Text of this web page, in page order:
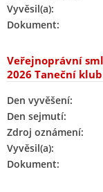
Vyvěsil(a):
Dokument:
Veřejnoprávní
2026 Taneční
Den vyvěšení:
Den sejmutí:
Zdroj oznámení:
Vyvěsil(a):
Dokument: